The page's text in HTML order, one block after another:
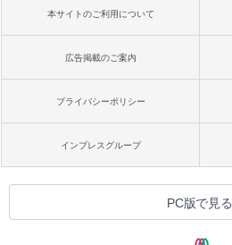
本サイトのご利用について
広告掲載のご案内
プライバシーポリシー
インプレスグループ
PC版で見る